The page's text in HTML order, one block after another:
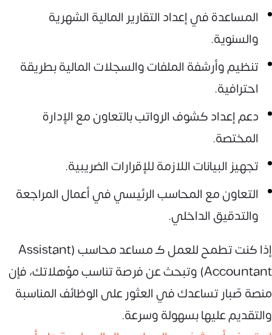
المساعدة في إعداد التقارير المالية الشهرية
والسنوية.
تنظيم وأرشفة الملفات والسجلات المالية بطريقة
احترافية.
دعم إعداد كشوف الرواتب بالتعاون مع الإدارة
المختصة.
تجهيز البيانات اللازمة للإقرارات الضريبية.
التعاون مع المحاسب الرئيسي في أعمال المراجعة
والتدقيق الداخلي.
إذا كنت تطمح للعمل كـ مساعد محاسب (Assistant
Accountant) وتبحث عن فرصة تناسب مؤهلاتك، فإن
منصة صّبار تساعدك في العثور على الوظائف المناسبة
والتقديم عليها بسهولة وسرعة.